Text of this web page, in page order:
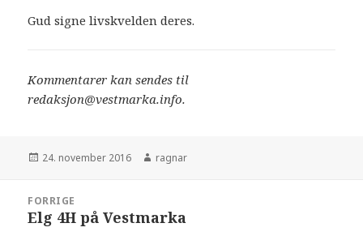
Gud signe livskvelden deres.
Kommentarer kan sendes til
redaksjon@vestmarka.info.
Publisert
24. november 2016 Forfatter
ragnar
FORRIGE
Forrige
Elg 4H på Vestmarka